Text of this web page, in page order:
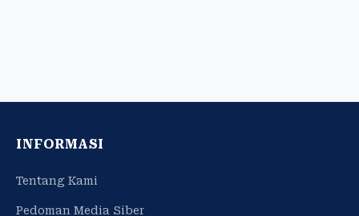
INFORMASI
Tentang Kami
Pedoman Media Siber